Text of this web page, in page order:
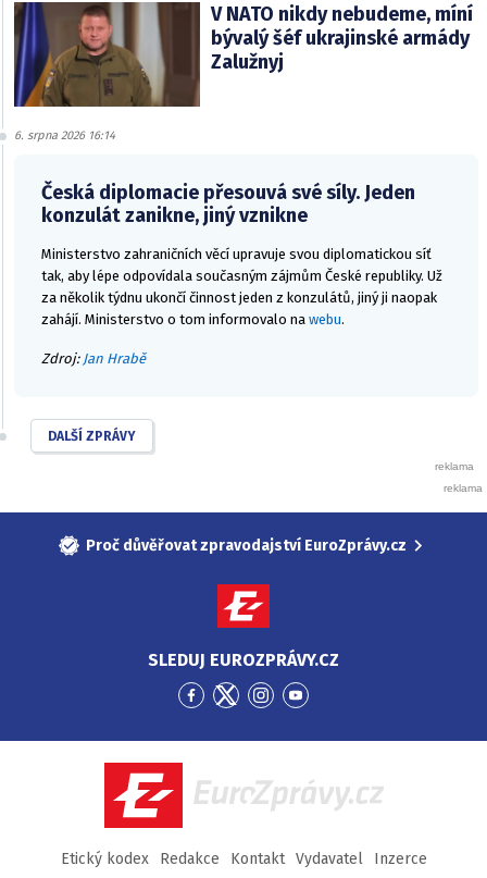
V NATO nikdy nebudeme, míní
bývalý šéf ukrajinské armády
Zalužnyj
6. srpna 2026 16:14
Česká diplomacie přesouvá své síly. Jeden
konzulát zanikne, jiný vznikne
Ministerstvo zahraničních věcí upravuje svou diplomatickou síť
tak, aby lépe odpovídala současným zájmům České republiky. Už
za několik týdnu ukončí činnost jeden z konzulátů, jiný ji naopak
zahájí. Ministerstvo o tom informovalo na webu.
Zdroj: Jan Hrabě
DALŠÍ ZPRÁVY
Proč důvěřovat zpravodajství EuroZprávy.cz
SLEDUJ EUROZPRÁVY.CZ
Přejít
Facebook
Přejít
Twitter
Přejít
Instagram
Přejít
YouTube
EuroZprávy.cz
Etický kodex Redakce Kontakt Vydavatel Inzerce